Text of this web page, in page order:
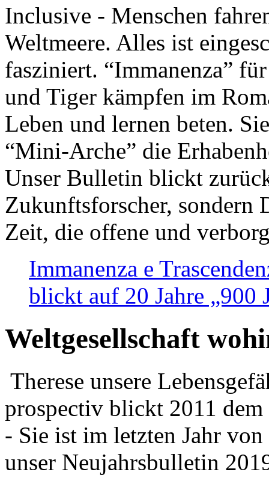
Inclusive - Menschen
Weltmeere. Alles ist
fasziniert. “Immanenza”
und Tiger kämpfen im
Leben und lernen beten.
“Mini-Arche” die
Unser Bulletin blickt
Zukunftsforscher, sondern
Zeit, die offene und
Immanenza e
blickt auf 20 Jahre „900
Weltgesellschaft
Therese unsere
prospectiv blickt 2011
- Sie ist im letzten Jahr
unser Neujahrsbulletin